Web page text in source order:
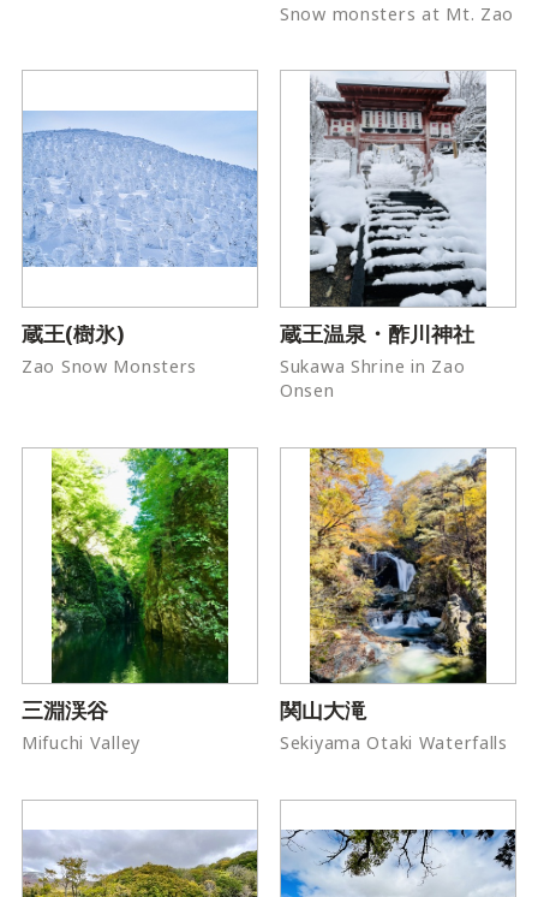
Snow monsters at Mt. Zao
蔵王(樹氷)
Zao Snow Monsters
蔵王温泉・酢川神社
Sukawa Shrine in Zao
Onsen
三淵渓谷
Mifuchi Valley
関山大滝
Sekiyama Otaki Waterfalls